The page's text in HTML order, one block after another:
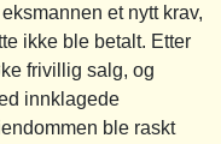
et nytt krav,
ikke ble betalt. Etter
frivillig salg, og
innklagede
ble raskt